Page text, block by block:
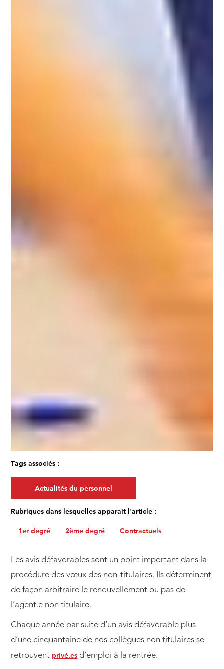
Tags associés :
Actualités du personnel
Rubriques dans lesquelles apparait l'article :
1er degré 2ème degré Contractuels
Les avis défavorables sont un point important dans la
procédure des vœux des non-titulaires. Ils déterminent
de façon arbitraire le renouvellement ou pas de
l’agent.e non titulaire.
Chaque année par suite d’un avis défavorable plus
d’une cinquantaine de nos collègues non titulaires se
retrouvent privé.es d’emploi à la rentrée.